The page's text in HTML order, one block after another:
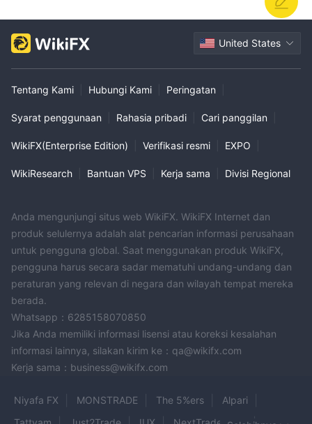
United States
Tentang Kami Hubungi Kami Peringatan
Syarat penggunaan Rahasia pribadi Cari panggilan
WikiFX(Enterprise Edition) Verifikasi resmi EXPO
WikiResearch Bantuan VPS Kerja sama Divisi Regional
Anda mengunjungi situs web WikiFX. WikiFX Internet dan
produk selulernya adalah alat pencarian informasi perusahaan
untuk pengguna global. Saat menggunakan produk WikiFX,
pengguna harus secara sadar mematuhi undang-undang dan
peraturan yang relevan di negara dan wilayah tempat mereka
berada.
Whatsapp：6285158070850
Jika Anda memiliki informasi lisensi atau koreksi kesalahan
informasi lainnya, silakan kirim ke：qa@wikifx.com
Kerja sama：business@wikifx.com
Niyafa FX MONSTRADE The 5%ers
Alpari